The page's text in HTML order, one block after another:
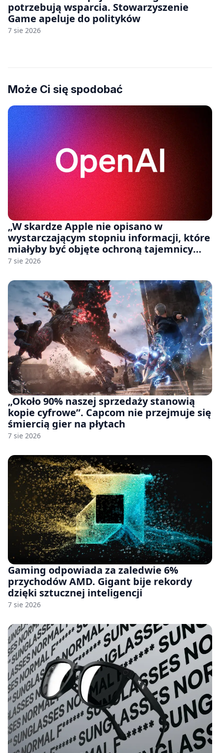
potrzebują wsparcia. Stowarzyszenie
Game apeluje do polityków
7 sie 2026
Może Ci się spodobać
„W skardze Apple nie opisano w
wystarczającym stopniu informacji, które
miałyby być objęte ochroną tajemnicy
handlowej”. OpenAI żąda odrzucenia
7 sie 2026
„Około 90% naszej sprzedaży stanowią
kopie cyfrowe”. Capcom nie przejmuje się
śmiercią gier na płytach
7 sie 2026
Gaming odpowiada za zaledwie 6%
przychodów AMD. Gigant bije rekordy
dzięki sztucznej inteligencji
7 sie 2026